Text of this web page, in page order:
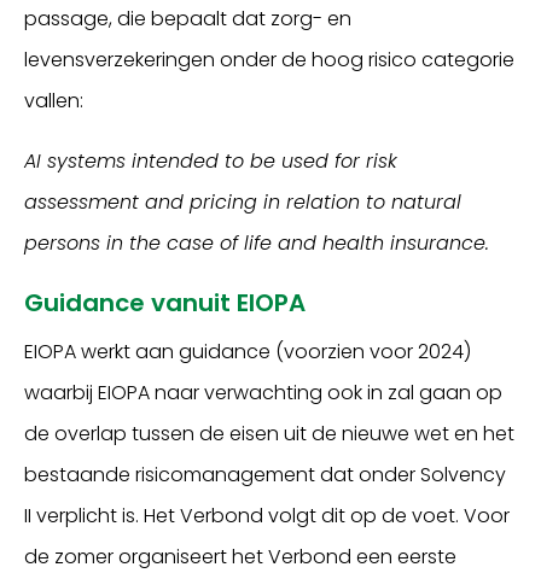
passage, die bepaalt dat zorg- en
levensverzekeringen onder de hoog risico categorie
vallen:
AI systems intended to be used for risk
assessment and pricing in relation to natural
persons in the case of life and health insurance.
Guidance vanuit EIOPA
EIOPA werkt aan guidance (voorzien voor 2024)
waarbij EIOPA naar verwachting ook in zal gaan op
de overlap tussen de eisen uit de nieuwe wet en het
bestaande risicomanagement dat onder Solvency
II verplicht is. Het Verbond volgt dit op de voet. Voor
de zomer organiseert het Verbond een eerste